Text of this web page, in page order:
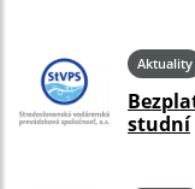
Aktuality
studní